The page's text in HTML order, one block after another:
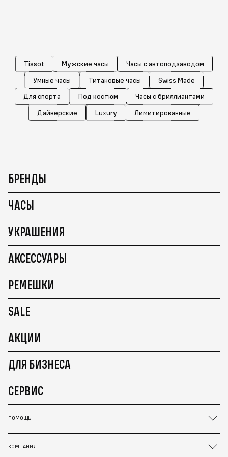
Tissot Мужские часы
Часы с автоподзаводом
Умные часы
Титановые часы
Swiss Made
Для спорта
Под костюм
Часы с бриллиантами
Дайверские
Luxury Лимитированные
БРЕНДЫ
ЧАСЫ
УКРАШЕНИЯ
АКСЕССУАРЫ
РЕМЕШКИ
SALE
АКЦИИ
ДЛЯ БИЗНЕСА
СЕРВИС
ПОМОЩЬ
КОМПАНИЯ